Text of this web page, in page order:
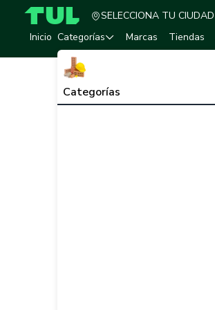
TUL - Tu Marketplace de Construcción
SELECCIONA TU CIUDAD
Inicio Categorías
Categorías
Marcas Tiendas